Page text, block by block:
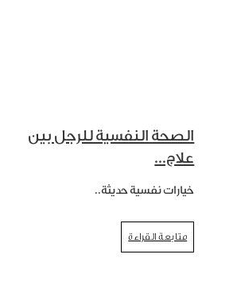
الصحة النفسية للرجل بين
علاج...
خيارات نفسية حديثة..
متابعة القراءة